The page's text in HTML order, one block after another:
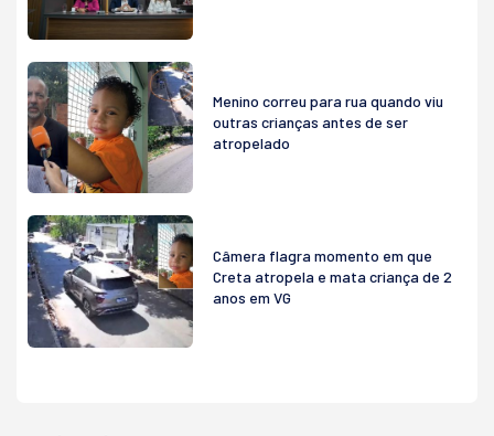
Menino correu para rua quando viu
outras crianças antes de ser
atropelado
Câmera flagra momento em que
Creta atropela e mata criança de 2
anos em VG